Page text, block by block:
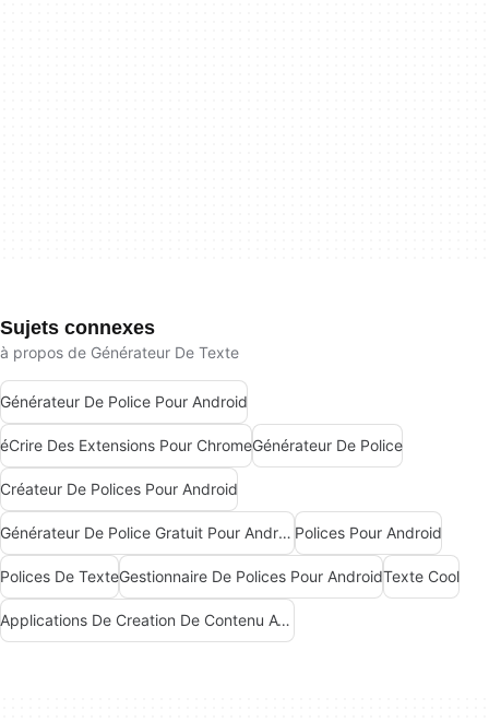
Sujets connexes
à propos de Générateur De Texte
Générateur De Police Pour Android
éCrire Des Extensions Pour ChromeGénérateur De Police
Créateur De Polices Pour Android
Générateur De Police Gratuit Pour Android Polices Pour Android
Polices De TexteGestionnaire De Polices Pour AndroidTexte Cool
Applications De Creation De Contenu Avec Intelligence Artificielle